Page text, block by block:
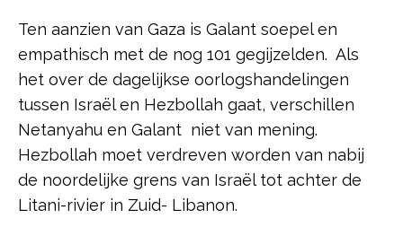
Ten aanzien van Gaza is Galant soepel en
empathisch met de nog 101 gegijzelden. Als
het over de dagelijkse oorlogshandelingen
tussen Israël en Hezbollah gaat, verschillen
Netanyahu en Galant niet van mening.
Hezbollah moet verdreven worden van nabij
de noordelijke grens van Israël tot achter de
Litani-rivier in Zuid- Libanon.